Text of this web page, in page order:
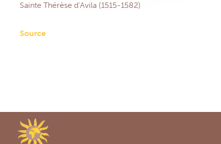
Sainte Thérèse d’Avila (1515-1582)
Source